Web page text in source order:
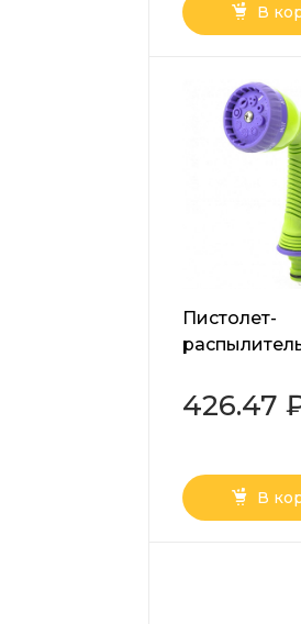
В
Пистолет-
426.47
В